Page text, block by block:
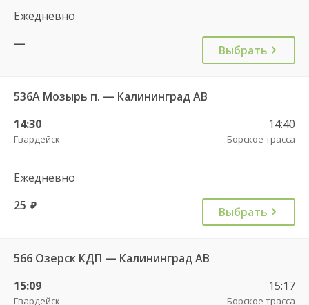
Ежедневно
—
Выбрать
536А Мозырь п. — Калининград АВ
14:30
Гвардейск
14:40
Борское трасса
Ежедневно
25 руб. Выбрать
566 Озерск КДП — Калининград АВ
15:09
Гвардейск
15:17
Борское трасса